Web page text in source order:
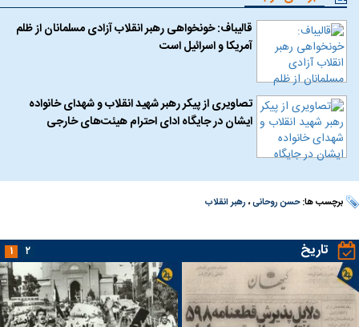
قالیباف: خونخواهی رهبر انقلاب آزادی مسلمانان از ظلم
آمریکا و اسرائیل است
تصاویری از پیکر رهبر شهید انقلاب و شهدای خانواده
ایشان در جایگاه ادای احترام هیئت‌های خارجی
برچسب ها:حسن روحانی، رهبر انقلاب
تاریخ ۱ ۲